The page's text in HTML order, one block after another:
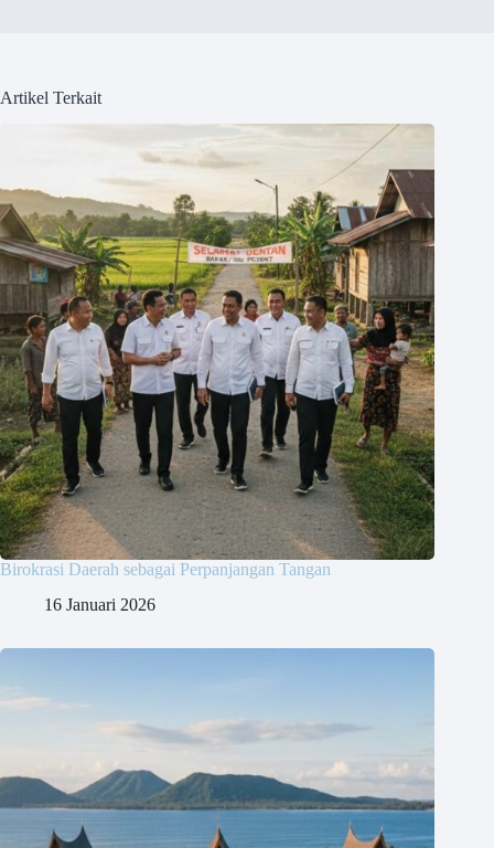
Artikel Terkait
Birokrasi Daerah sebagai Perpanjangan Tangan
16 Januari 2026